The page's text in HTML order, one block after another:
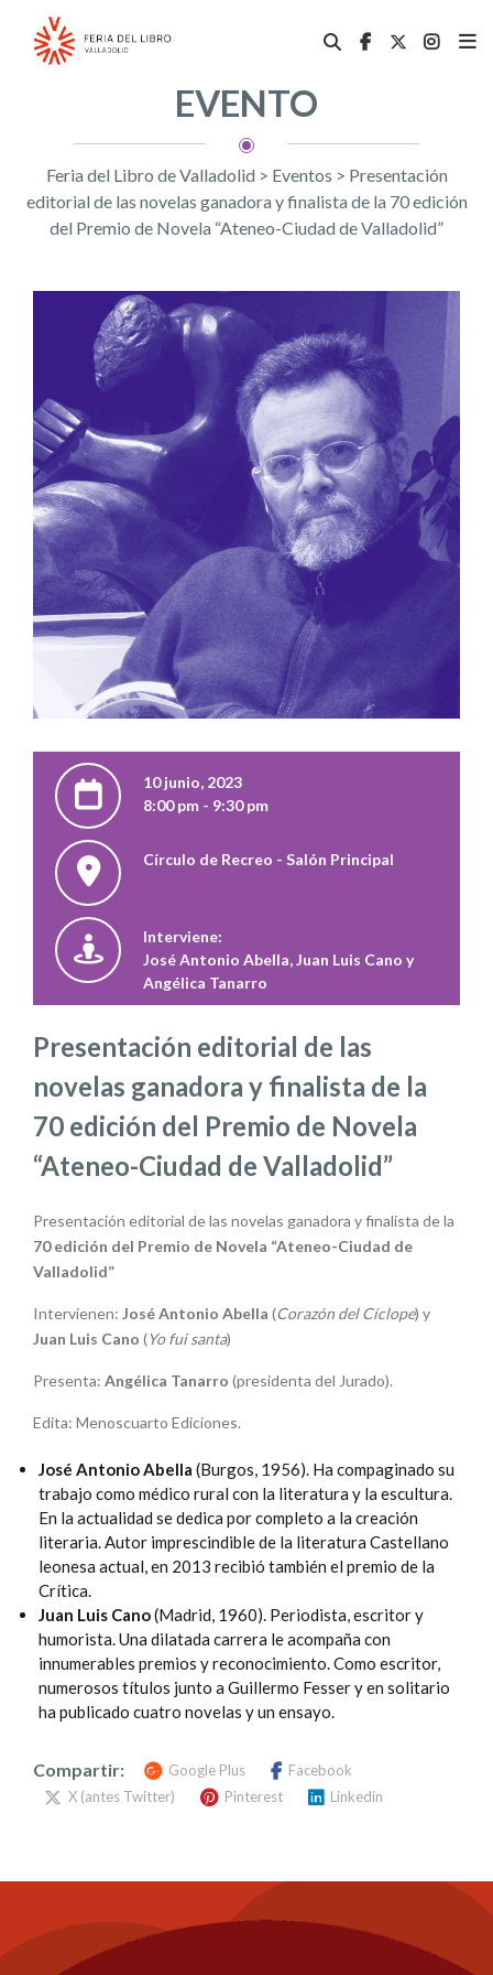
EVENTO
Feria del Libro de Valladolid > Eventos > Presentación
editorial de las novelas ganadora y finalista de la 70 edición
del Premio de Novela “Ateneo-Ciudad de Valladolid”
10 junio, 2023
8:00 pm - 9:30 pm
Círculo de Recreo - Salón Principal
Interviene:
José Antonio Abella, Juan Luis Cano y
Angélica Tanarro
Presentación editorial de las
novelas ganadora y finalista de la
70 edición del Premio de Novela
“Ateneo-Ciudad de Valladolid”
Presentación editorial de las novelas ganadora y finalista de la
70 edición del Premio de Novela “Ateneo-Ciudad de
Valladolid”
Intervienen: José Antonio Abella (Corazón del Cíclope) y
Juan Luis Cano (Yo fui santa)
Presenta: Angélica Tanarro (presidenta del Jurado).
Edita: Menoscuarto Ediciones.
José Antonio Abella (Burgos, 1956). Ha compaginado su
trabajo como médico rural con la literatura y la escultura.
En la actualidad se dedica por completo a la creación
literaria. Autor imprescindible de la literatura Castellano
leonesa actual, en 2013 recibió también el premio de la
Crítica.
Juan Luis Cano(Madrid, 1960). Periodista, escritor y
humorista. Una dilatada carrera le acompaña con
innumerables premios y reconocimiento. Como escritor,
numerosos títulos junto a Guillermo Fesser y en solitario
ha publicado cuatro novelas y un ensayo.
Compartir: Google Plus
Facebook
X (antes Twitter)
Pinterest Linkedin